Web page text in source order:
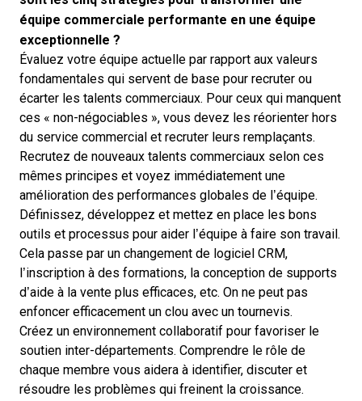
équipe commerciale performante en une équipe
exceptionnelle ?
Évaluez votre équipe actuelle par rapport aux valeurs
fondamentales qui servent de base pour recruter ou
écarter les talents commerciaux. Pour ceux qui manquent
ces « non-négociables », vous devez les réorienter hors
du service commercial et recruter leurs remplaçants.
Recrutez de nouveaux talents commerciaux selon ces
mêmes principes et voyez immédiatement une
amélioration des performances globales de l’équipe.
Définissez, développez et mettez en place les bons
outils et processus pour aider l’équipe à faire son travail.
Cela passe par un changement de logiciel CRM,
l’inscription à des formations, la conception de supports
d’aide à la vente plus efficaces, etc. On ne peut pas
enfoncer efficacement un clou avec un tournevis.
Créez un environnement collaboratif pour favoriser le
soutien inter-départements. Comprendre le rôle de
chaque membre vous aidera à identifier, discuter et
résoudre les problèmes qui freinent la croissance.